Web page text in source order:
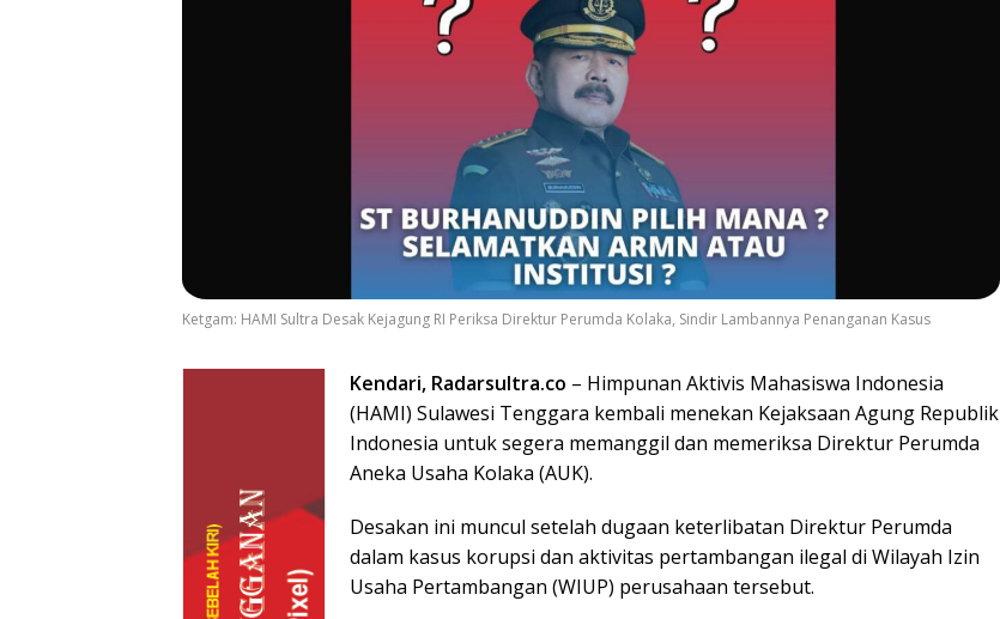
Ketgam: HAMI Sultra Desak Kejagung RI Periksa Direktur Perumda Kolaka, Sindir Lambannya Penanganan Kasus
Kendari, Radarsultra.co – Himpunan Aktivis Mahasiswa Indonesia
(HAMI) Sulawesi Tenggara kembali menekan Kejaksaan Agung Republik
Indonesia untuk segera memanggil dan memeriksa Direktur Perumda
Aneka Usaha Kolaka (AUK).
Desakan ini muncul setelah dugaan keterlibatan Direktur Perumda
dalam kasus korupsi dan aktivitas pertambangan ilegal di Wilayah Izin
Usaha Pertambangan (WIUP) perusahaan tersebut.